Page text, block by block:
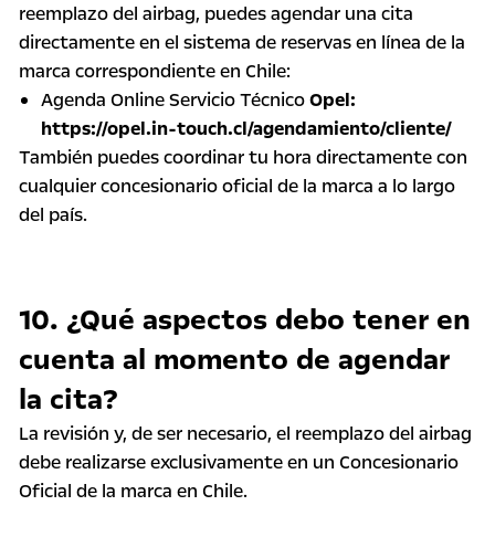
reemplazo del airbag, puedes agendar una cita
directamente en el sistema de reservas en línea de la
marca correspondiente en Chile:
Agenda Online Servicio TécnicoOpel:
https://opel.in-touch.cl/agendamiento/cliente/
También puedes coordinar tu hora directamente con
cualquier concesionario oficial de la marca a lo largo
del país.
10. ¿Qué aspectos debo tener en
cuenta al momento de agendar
la cita?
La revisión y, de ser necesario, el reemplazo del airbag
debe realizarse exclusivamente en un Concesionario
Oficial de la marca en Chile.